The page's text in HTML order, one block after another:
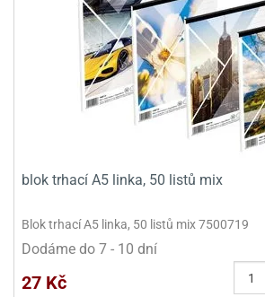
blok trhací A5 linka, 50 listů mix
Blok trhací A5 linka, 50 listů mix 7500719
Dodáme do 7 - 10 dní
27 Kč